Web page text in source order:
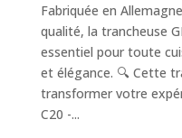
Fabriquée en
qualité, la trancheuse
essentiel pour toute
et élégance. 🔍 Cette
transformer votre
C20 -...